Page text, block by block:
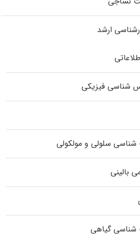
ارشد
شناسی فیزیکی
سلولی و مولکولی
بالینی
شناسی گیاهی